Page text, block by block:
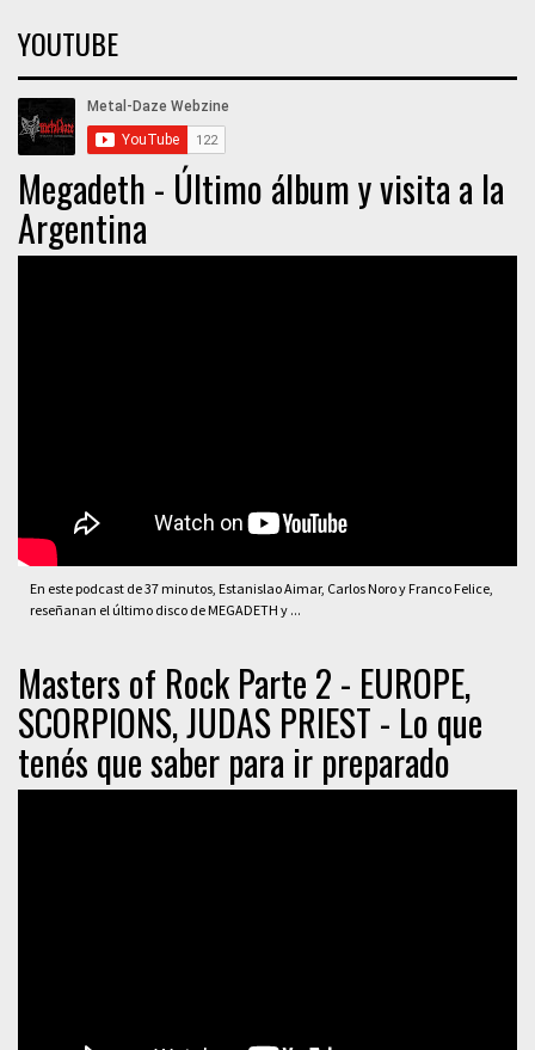
YOUTUBE
Megadeth - Último álbum y visita a la
Argentina
En este podcast de 37 minutos, Estanislao Aimar, Carlos Noro y Franco Felice,
reseñanan el último disco de MEGADETH y ...
Masters of Rock Parte 2 - EUROPE,
SCORPIONS, JUDAS PRIEST - Lo que
tenés que saber para ir preparado